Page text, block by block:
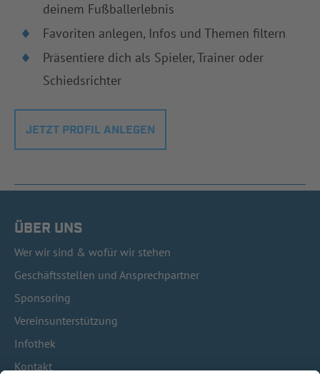
deinem Fußballerlebnis
Favoriten anlegen, Infos und Themen filtern
Präsentiere dich als Spieler, Trainer oder
Schiedsrichter
JETZT PROFIL ANLEGEN
ÜBER UNS
Wer wir sind & wofür wir stehen
Geschäftsstellen und Ansprechpartner
Sponsoring
Vereinsunterstützung
Infothek
Kontakt